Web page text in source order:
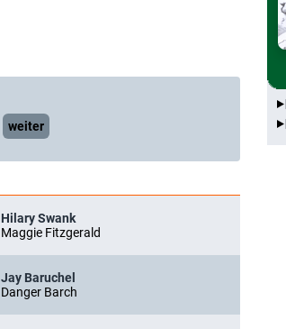
weiter
Hilary Swank
Maggie Fitzgerald
Jay Baruchel
Danger Barch